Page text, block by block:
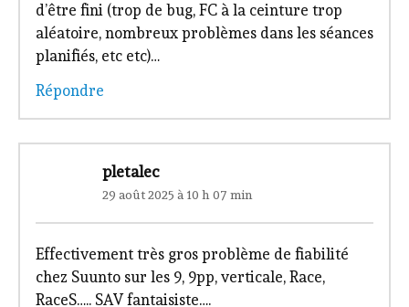
Ps. : au collègue qui hésite avec la Suunto Race,
franchement moi j’en reviens, et plus jamais je
ne rachèterai de Suunto. Sauf s’ils font un réel
travail sur leur logiciel qui à mon goût, est loin
d’être fini (trop de bug, FC à la ceinture trop
Répondre
pletalec
29 août 2025 à 10 h 07 min